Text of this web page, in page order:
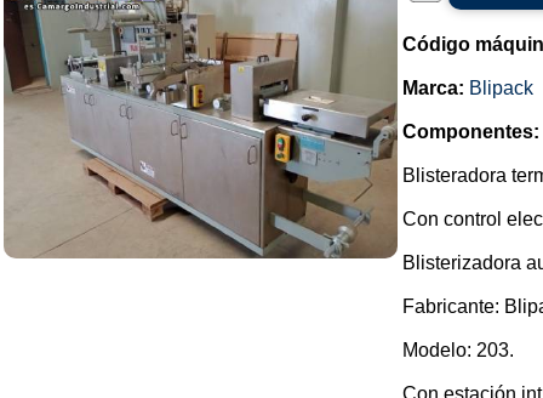
Código
Marca: Blipack
Componentes:
Blisteradora
Con control
Blisterizadora
Fabricante:
Modelo: 203.
Con estación